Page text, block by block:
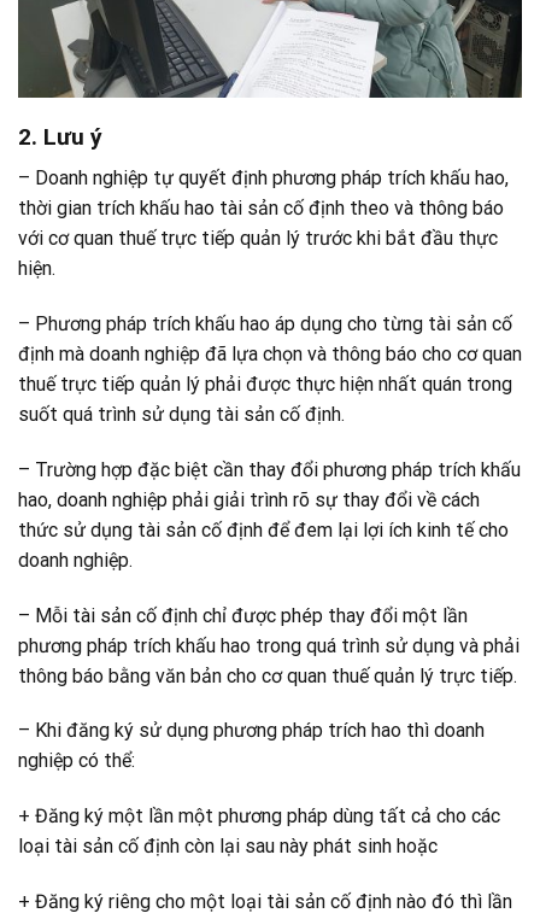
2. Lưu ý
– Doanh nghiệp tự quyết định phương pháp trích khấu hao,
thời gian trích khấu hao tài sản cố định theo và thông báo
với cơ quan thuế trực tiếp quản lý trước khi bắt đầu thực
hiện.
– Phương pháp trích khấu hao áp dụng cho từng tài sản cố
định mà doanh nghiệp đã lựa chọn và thông báo cho cơ quan
thuế trực tiếp quản lý phải được thực hiện nhất quán trong
suốt quá trình sử dụng tài sản cố định.
– Trường hợp đặc biệt cần thay đổi phương pháp trích khấu
hao, doanh nghiệp phải giải trình rõ sự thay đổi về cách
thức sử dụng tài sản cố định để đem lại lợi ích kinh tế cho
doanh nghiệp.
– Mỗi tài sản cố định chỉ được phép thay đổi một lần
phương pháp trích khấu hao trong quá trình sử dụng và phải
thông báo bằng văn bản cho cơ quan thuế quản lý trực tiếp.
– Khi đăng ký sử dụng phương pháp trích hao thì doanh
nghiệp có thể:
+ Đăng ký một lần một phương pháp dùng tất cả cho các
loại tài sản cố định còn lại sau này phát sinh hoặc
+ Đăng ký riêng cho một loại tài sản cố định nào đó thì lần